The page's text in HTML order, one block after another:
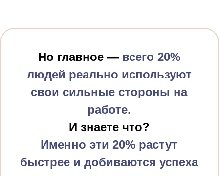
Но главное — всего 20%
людей реально используют
свои сильные стороны на
работе.
И знаете что?
Именно эти 20% растут
быстрее и добиваются успеха
Как это
работает
на практике?
Я проходила тест трижды,
внедряла его в своих командах